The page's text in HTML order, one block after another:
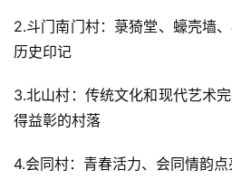
2.斗门南门村：菉猗堂、蠔壳墙
历史印记
3.北山村：传统文化和现代艺术
得益彰的村落
4.会同村：青春活力、会同情韵